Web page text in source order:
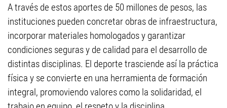
A través de estos aportes de 50 millones de pesos, las
instituciones pueden concretar obras de infraestructura,
incorporar materiales homologados y garantizar
condiciones seguras y de calidad para el desarrollo de
distintas disciplinas. El deporte trasciende así la práctica
física y se convierte en una herramienta de formación
integral, promoviendo valores como la solidaridad, el